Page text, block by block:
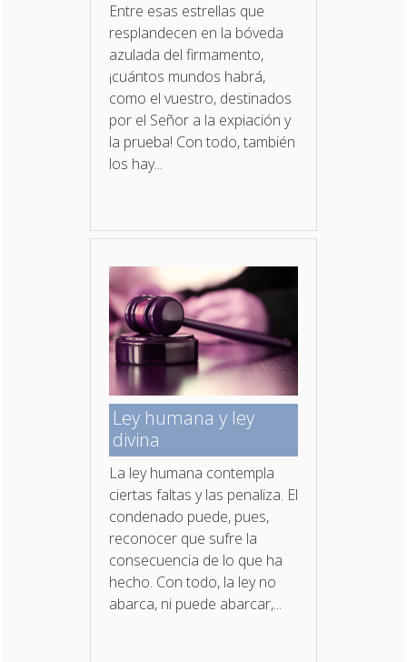
Entre esas estrellas que
resplandecen en la bóveda
azulada del firmamento,
¡cuántos mundos habrá,
como el vuestro, destinados
por el Señor a la expiación y
la prueba! Con todo, también
los hay...
Ley humana y ley
divina
La ley humana contempla
ciertas faltas y las penaliza. El
condenado puede, pues,
reconocer que sufre la
consecuencia de lo que ha
hecho. Con todo, la ley no
abarca, ni puede abarcar,...